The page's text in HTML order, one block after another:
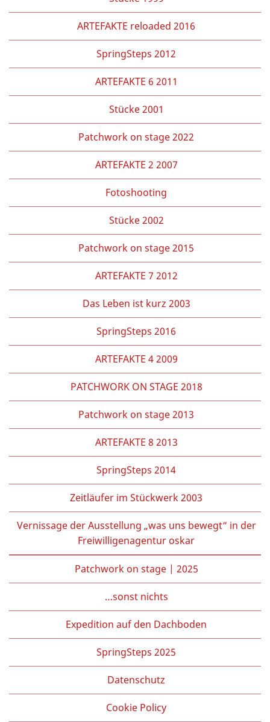
ARTEFAKTE reloaded 2016
SpringSteps 2012
ARTEFAKTE 6 2011
Stücke 2001
Patchwork on stage 2022
ARTEFAKTE 2 2007
Fotoshooting
Stücke 2002
Patchwork on stage 2015
ARTEFAKTE 7 2012
Das Leben ist kurz 2003
SpringSteps 2016
ARTEFAKTE 4 2009
PATCHWORK ON STAGE 2018
Patchwork on stage 2013
ARTEFAKTE 8 2013
SpringSteps 2014
Zeitläufer im Stückwerk 2003
Vernissage der Ausstellung „was uns bewegt“ in der
Freiwilligenagentur oskar
Patchwork on stage | 2025
…sonst nichts
Expedition auf den Dachboden
SpringSteps 2025
Datenschutz
Cookie Policy